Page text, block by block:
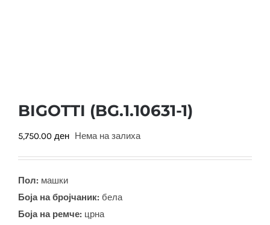
BIGOTTI (BG.1.10631-1)
5,750.00 ден Нема на залиха
Пол: машки
Боја на бројчаник: бела
Боја на ремче: црна